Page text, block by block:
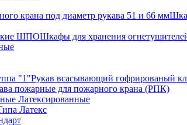
Шкафы для хранения
Рукав всасывающий гофрированый
пожарные для пожарного крана (РПК)
Латексированные
Латекс